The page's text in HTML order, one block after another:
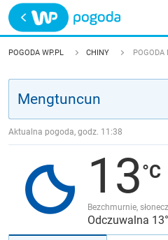
Trwa ładowanie
POLSKA
JAKOŚĆ POWIETRZA
POGODA WP.PL CHINY POGODA
Aktualna pogoda, godz. 11:38
13
Bezchmurnie,
Odczuwalna